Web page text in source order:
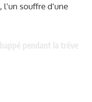
l'un souffre d'une